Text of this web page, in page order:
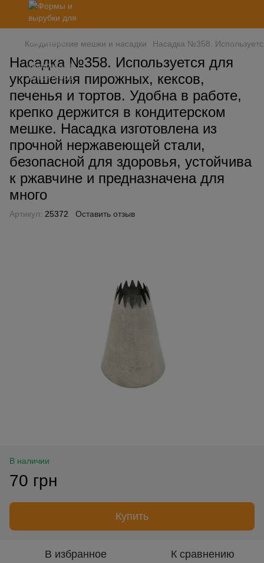
Кондитерские мешки и насадки Насадка №358.
Насадка №358. Используется для
украшения пирожных, кексов,
печенья и тортов. Удобна в работе,
крепко держится в кондитерском
мешке. Насадка изготовлена ​​из
прочной нержавеющей стали,
безопасной для здоровья, устойчива
к ржавчине и предназначена для
много
Артикул: 25372 Оставить отзыв
В наличии
70 грн
Купить
В избранное К сравнению